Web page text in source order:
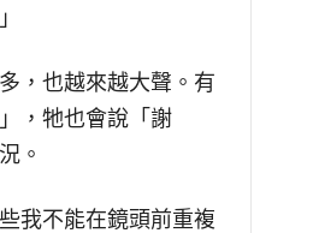
，也越來越大聲。有
，牠也會說「謝
。
我不能在鏡頭前重複